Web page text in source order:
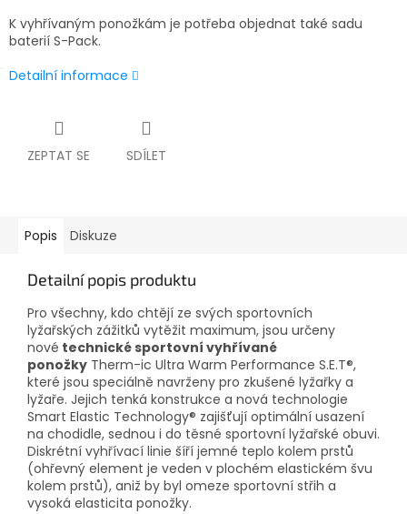
K vyhřívaným ponožkám je potřeba objednat také sadu
baterií S-Pack.
Detailní informace
ZEPTAT SE SDÍLET
Popis Diskuze
Detailní popis produktu
Pro všechny, kdo chtějí ze svých sportovních
lyžařských zážitků vytěžit maximum, jsou určeny
nové technické sportovní vyhřívané
ponožky Therm-ic Ultra Warm Performance S.E.T®,
které jsou speciálně navrženy pro zkušené lyžařky a
lyžaře. Jejich tenká konstrukce a nová technologie
Smart Elastic Technology® zajišťují optimální usazení
na chodidle, sednou i do těsné sportovní lyžařské obuvi.
Diskrétní vyhřívací linie šíří jemné teplo kolem prstů
(ohřevný element je veden v plochém elastickém švu
kolem prstů), aniž by byl omeze sportovní střih a
vysoká elasticita ponožky.